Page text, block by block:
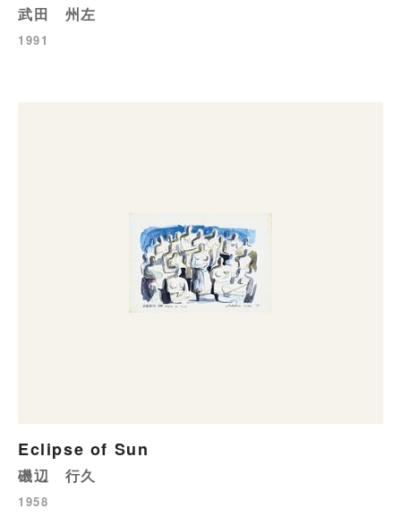
武田 州左
1991
Eclipse of Sun
磯辺 行久
1958